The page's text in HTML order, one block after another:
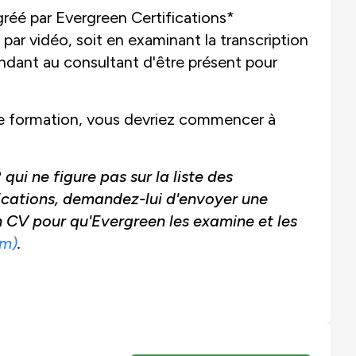
par Evergreen Certifications*
vidéo, soit en examinant la transcription
au consultant d'être présent pour
formation, vous devriez commencer à
ne figure pas sur la liste des
demandez-lui d'envoyer une
pour qu'Evergreen les examine et les
.